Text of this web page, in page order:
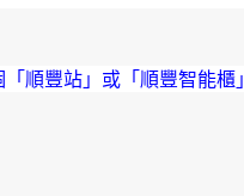
順豐站」或「順豐智能櫃」